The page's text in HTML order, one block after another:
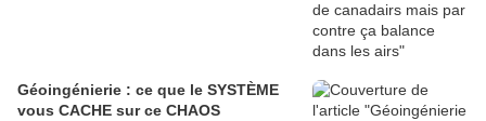
Géoingénierie : ce que le SYSTÈME
vous CACHE sur ce CHAOS